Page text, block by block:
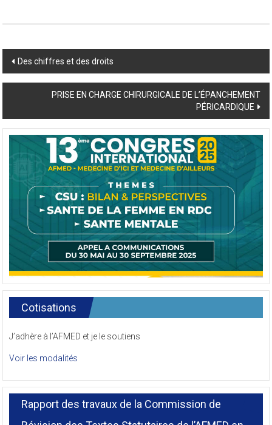
Post
navigation
Des chiffres et des droits
PRISE EN CHARGE CHIRURGICALE DE L’ÉPANCHEMENT
PÉRICARDIQUE
Cotisations
J’adhère à l’AFMED et je le soutiens
Voir les modalités
Rapport des travaux de la Commission de